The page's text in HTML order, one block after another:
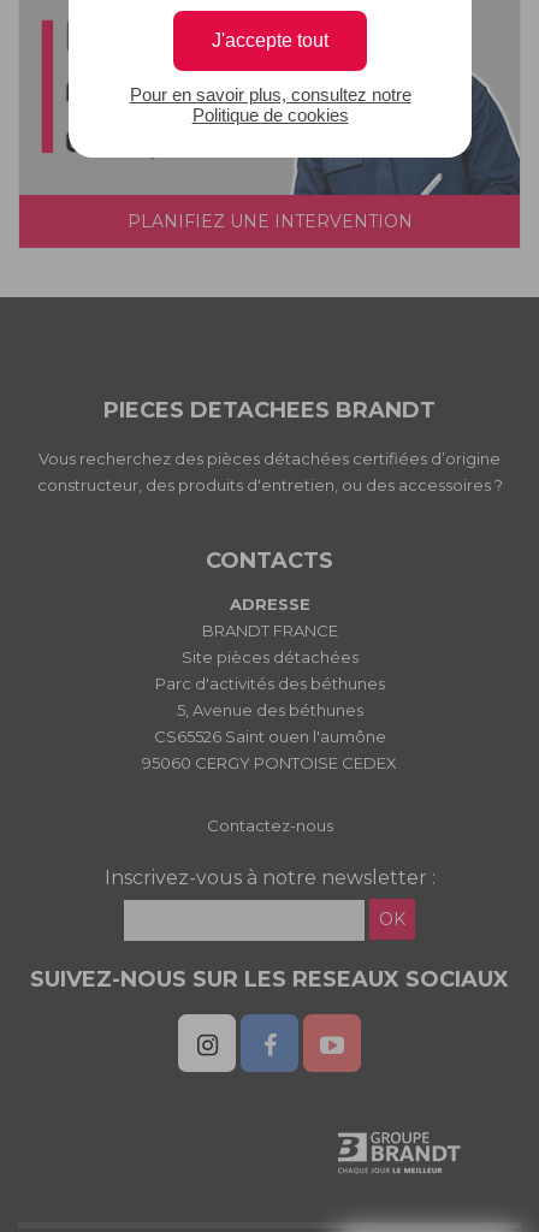
J'accepte tout
Pour en savoir plus, consultez notre
Politique de cookies
PLANIFIEZ UNE INTERVENTION
PIECES DETACHEES BRANDT
Vous recherchez des pièces détachées certifiées d’origine
constructeur, des produits d'entretien, ou des accessoires ?
CONTACTS
ADRESSE
BRANDT FRANCE
Site pièces détachées
Parc d'activités des béthunes
5, Avenue des béthunes
CS65526 Saint ouen l'aumône
95060 CERGY PONTOISE CEDEX
Contactez-nous
Inscrivez-vous à notre newsletter :
OK
SUIVEZ-NOUS SUR LES RESEAUX SOCIAUX